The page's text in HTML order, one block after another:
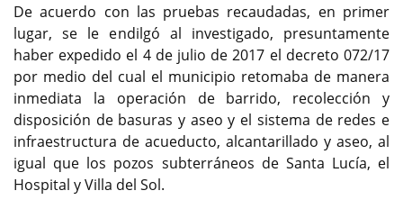
De acuerdo con las pruebas recaudadas, en primer
lugar, se le endilgó al investigado, presuntamente
haber expedido el 4 de julio de 2017 el decreto 072/17
por medio del cual el municipio retomaba de manera
inmediata la operación de barrido, recolección y
disposición de basuras y aseo y el sistema de redes e
infraestructura de acueducto, alcantarillado y aseo, al
igual que los pozos subterráneos de Santa Lucía, el
Hospital y Villa del Sol.